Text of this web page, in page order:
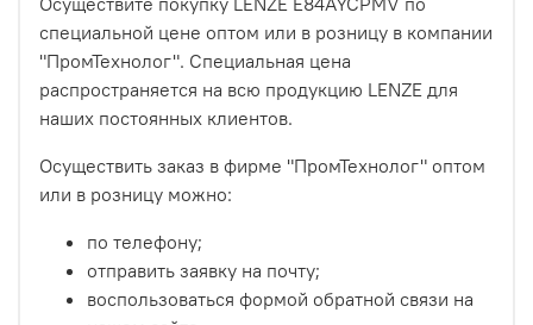
специальной цене оптом или в розницу в компании
"ПромТехнолог". Специальная цена
распространяется на всю продукцию LENZE для
наших постоянных клиентов.
Осуществить заказ в фирме "ПромТехнолог" оптом
или в розницу можно:
по телефону;
отправить заявку на почту;
воспользоваться формой обратной связи на